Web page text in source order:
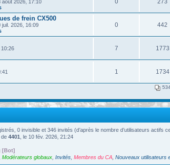
août 2026, 17:10
0 273
de frein CX500
juil. 2026, 16:09
0 442
10:26
7 1773
1 1734
0 invisible et 346 invités (d’après le nombre d’utilisateurs actifs
de 4401 , le 10 fév. 2026, 21:24
[Bot]
Modérateurs globaux Invités Membres du CA Nouveaux utilisateurs